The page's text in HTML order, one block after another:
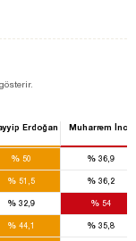
Erdoğan Muharrem İnce
% 50 % 36,9
% 51,5 % 36,2
% 32,9 %54
% 44,1 % 35,8